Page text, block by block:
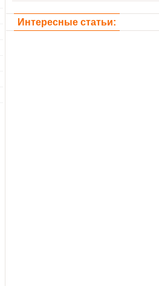
Интересные статьи: